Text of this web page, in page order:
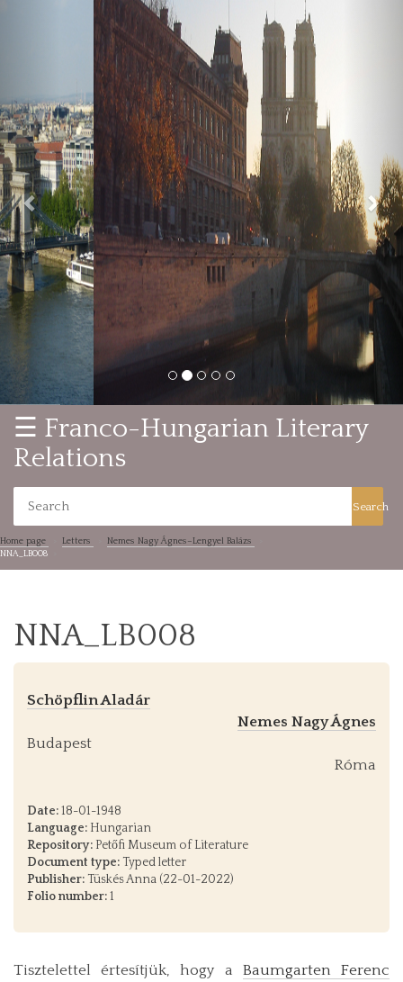
Previous
☰ Franco-Hungarian Literary
Relations
Search
Home page Letters
Nemes Nagy Ágnes–Lengyel Balázs
NNA_LB008
NNA_LB008
Schöpflin Aladár
Nemes Nagy Ágnes
Budapest
Róma
Date:18-01-1948
Language: Hungarian
Repository: Petőfi Museum of Literature
Document type: Typed letter
Publisher: Tüskés Anna (22-01-2022)
Folio number:1
Tisztelettel értesítjük, hogy a Baumgarten Ferenc